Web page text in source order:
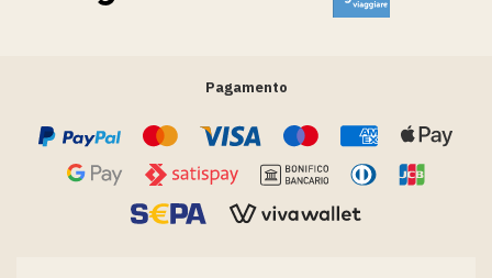
Pagamento